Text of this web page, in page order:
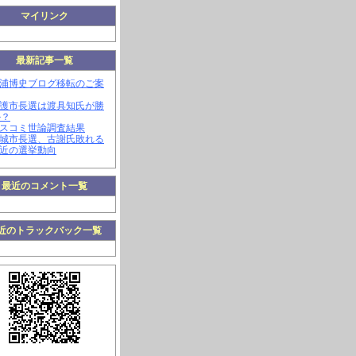
マイリンク
最新記事一覧
博史ブログ移転のご案
市長選は渡具知氏が勝
コミ世論調査結果
市長選、古謝氏敗れる
の選挙動向
最近のコメント一覧
のトラックバック一覧